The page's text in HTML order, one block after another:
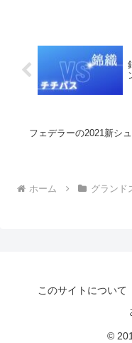
フェデラーの2021新シ
ホーム グランド
このサイトについて
©